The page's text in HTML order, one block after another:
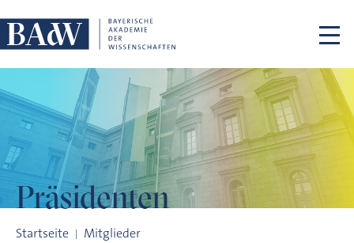
Präsidenten
Startseite Mitglieder